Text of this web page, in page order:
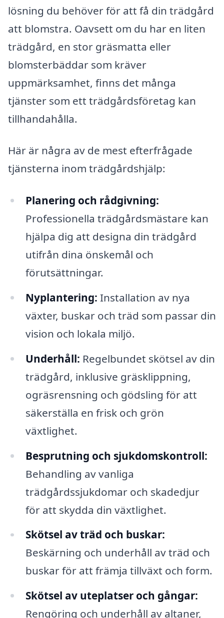
lösning du behöver för att få din trädgård
att blomstra. Oavsett om du har en liten
trädgård, en stor gräsmatta eller
blomsterbäddar som kräver
uppmärksamhet, finns det många
tjänster som ett trädgårdsföretag kan
tillhandahålla.
Här är några av de mest efterfrågade
tjänsterna inom trädgårdshjälp:
Planering och rådgivning:
Professionella trädgårdsmästare kan
hjälpa dig att designa din trädgård
utifrån dina önskemål och
förutsättningar.
Nyplantering: Installation av nya
växter, buskar och träd som passar din
vision och lokala miljö.
Underhåll: Regelbundet skötsel av din
trädgård, inklusive gräsklippning,
ogräsrensning och gödsling för att
säkerställa en frisk och grön
växtlighet.
Besprutning och sjukdomskontroll:
Behandling av vanliga
trädgårdssjukdomar och skadedjur
för att skydda din växtlighet.
Skötsel av träd och buskar:
Beskärning och underhåll av träd och
buskar för att främja tillväxt och form.
Skötsel av uteplatser och gångar:
Rengöring och underhåll av altaner,